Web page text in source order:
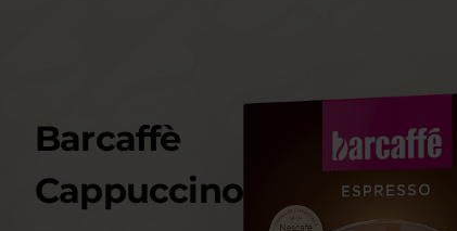
Barcaffè
Cappuccino